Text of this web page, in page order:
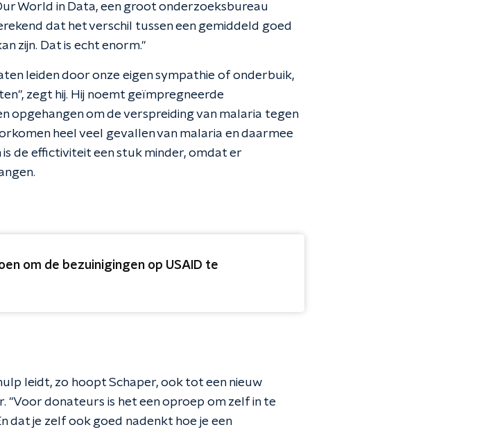
World in Data, een groot onderzoeksbureau
dat het verschil tussen een gemiddeld goed
zijn. Dat is echt enorm."
leiden door onze eigen sympathie of onderbuik,
zegt hij. Hij noemt geïmpregneerde
opgehangen om de verspreiding van malaria tegen
heel veel gevallen van malaria en daarmee
de effictiviteit een stuk minder, omdat er
om de bezuinigingen op USAID te
leidt, zo hoopt Schaper, ook tot een nieuw
donateurs is het een oproep om zelf in te
dat je zelf ook goed nadenkt hoe je een